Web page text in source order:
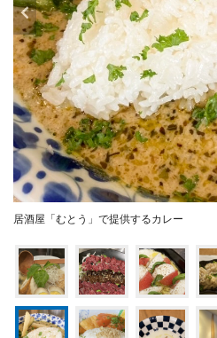
居酒屋「むとう」で提供するカレー